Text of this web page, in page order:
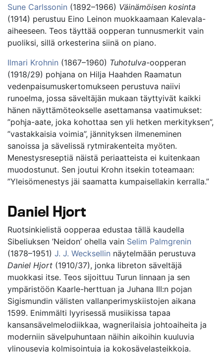
Sune Carlssonin (1892–1966) Väinämöisen kosinta
(1914) perustuu Eino Leinon muokkaamaan Kalevala-
aiheeseen. Teos täyttää oopperan tunnusmerkit vain
puoliksi, sillä orkesterina siinä on piano.
Ilmari Krohnin (1867–1960) Tuhotulva-oopperan
(1918/29) pohjana on Hilja Haahden Raamatun
vedenpaisumuskertomukseen perustuva naiivi
runoelma, jossa säveltäjän mukaan täyttyivät kaikki
hänen näyttämöteokselle asettamansa vaatimukset:
”pohja-aate, joka kohottaa sen yli hetken merkityksen”,
”vastakkaisia voimia”, jännityksen ilmeneminen
sanoissa ja sävelissä rytmirakenteita myöten.
Menestysreseptiä näistä periaatteista ei kuitenkaan
muodostunut. Sen joutui Krohn itsekin toteamaan:
”Yleisömenestys jäi saamatta kumpaisellakin kerralla.”
Daniel Hjort
Ruotsinkielistä oopperaa edustaa tällä kaudella
Sibeliuksen ’Neidon’ ohella vain Selim Palmgrenin
(1878–1951) J. J. Wecksellin näytelmään perustuva
Daniel Hjort (1910/37), jonka libreton säveltäjä
muokkasi itse. Teos sijoittuu Turun linnaan ja sen
ympäristöön Kaarle-herttuan ja Juhana III:n pojan
Sigismundin välisten vallanperimyskiistojen aikana
1599. Enimmälti lyyrisessä musiikissa tapaa
kansansävelmelodiikkaa, wagnerilaisia johtoaiheita ja
moderniin sävelpuhuntaan näihin aikoihin kuuluvia
ylinousevia kolmisointuja ja kokosävelasteikkoja.